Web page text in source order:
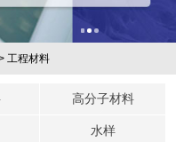
工程材料
高分子材料
水样